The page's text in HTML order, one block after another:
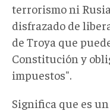
terrorismo ni
disfrazado de
de Troya que
Constitución y
impuestos".
Significa que es